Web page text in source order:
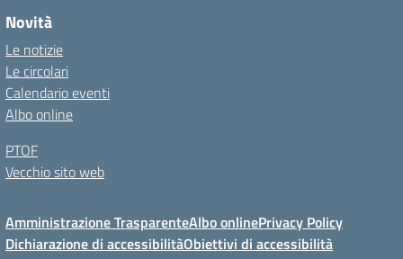
Novità
Le notizie
Le circolari
Calendario eventi
Albo online
PTOF
Vecchio sito web
Amministrazione TrasparenteAlbo onlinePrivacy Policy
Dichiarazione di accessibilitàObiettivi di accessibilità